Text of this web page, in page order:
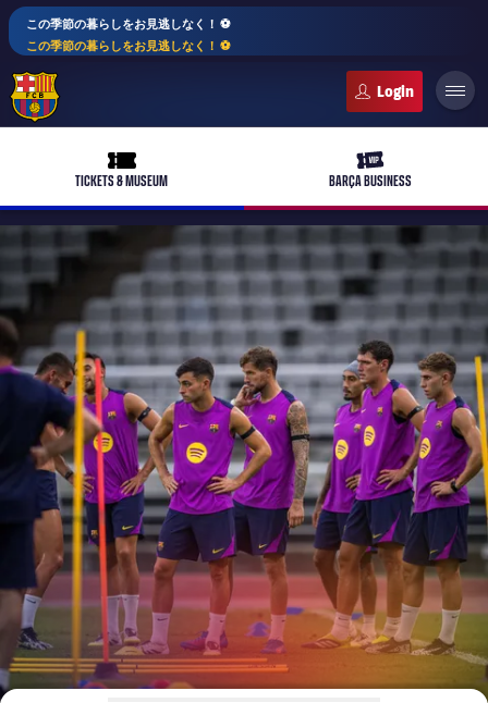
この季節の暮らしをお見逃しなく！ ⚽️
この季節の暮らしをお見逃しなく！ ⚽️
ticket-full
TICKETS & MUSEUM
ticket-vip
BARÇA BUSINESS
plusicon
label.aria.plus
バルサアカデミー
plusicon
label.aria.plus
10年毎
会長
レジェンド
監督
plusicon
label.aria.plus
プレスパス
Facilities
PLUSICON
LABEL.ARIA.PLUS
トップチーム
女子サッカー
plusicon
label.aria.plus
スケジュール
チケット
結果
順位表
バルサAtlètic
plusicon
label.aria.plus
スケジュール
チケット
順位表
PLUSICON
LABEL.ARIA.PLUS
トップチーム
plusicon
label.aria.plus
スケジュール
チケット
PLUSICON
LABEL.ARIA.PLUS
トップチーム